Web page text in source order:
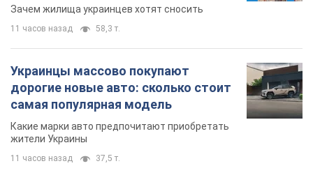
сносе домов
Зачем жилища украинцев хотят сносить
11 часов назад 58,3 т.
Украинцы массово покупают
дорогие новые авто: сколько стоит
самая популярная модель
Какие марки авто предпочитают приобретать
жители Украины
11 часов назад 37,5 т.